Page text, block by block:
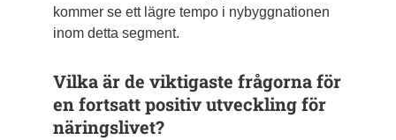
kommer se ett lägre tempo i nybyggnationen
inom detta segment.
Vilka är de viktigaste frågorna för
en fortsatt positiv utveckling för
näringslivet?